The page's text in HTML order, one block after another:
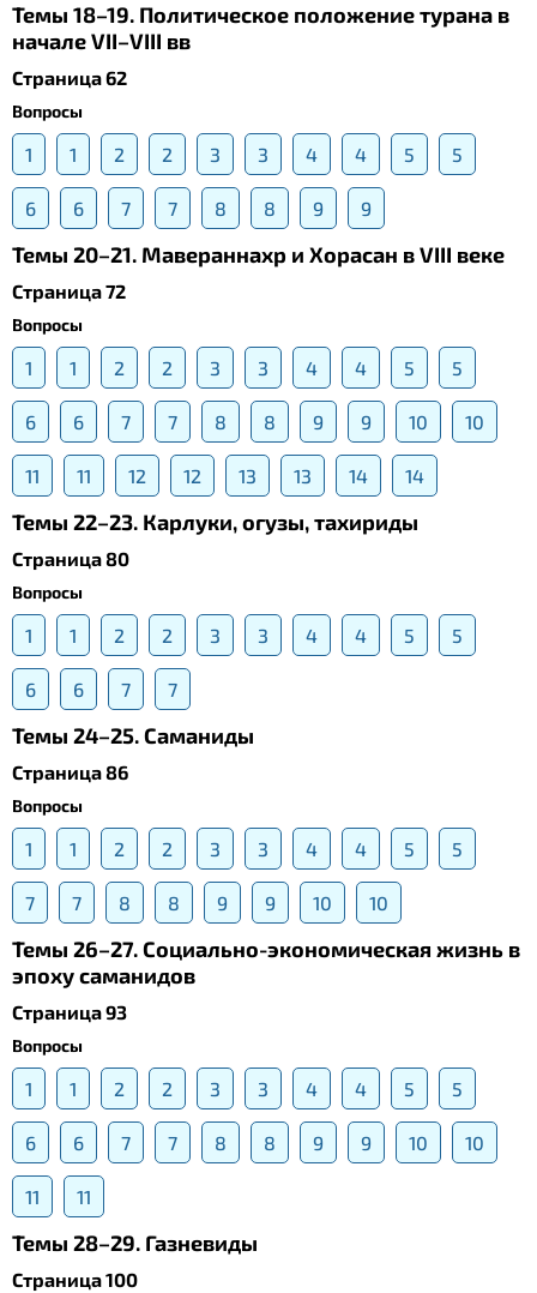
Темы 18–19. Политическое положение турана в
начале VII–VIII вв
Страница 62
Вопросы
1 1 2 2 3 3 4 4 5 5
6 6 7 7 8 8 9 9
Темы 20–21. Мавераннахр и Хорасан в VIII веке
Страница 72
Вопросы
1 1 2 2 3 3 4 4 5 5
6 6 7 7 8 8 9 9 10 10
11 11 12 12 13 13 14 14
Темы 22–23. Карлуки, огузы, тахириды
Страница 80
Вопросы
1 1 2 2 3 3 4 4 5 5
6 6 7 7
Темы 24–25. Саманиды
Страница 86
Вопросы
1 1 2 2 3 3 4 4 5 5
7 7 8 8 9 9 10 10
Темы 26–27. Социально-экономическая жизнь в
эпоху саманидов
Страница 93
Вопросы
1 1 2 2 3 3 4 4 5 5
6 6 7 7 8 8 9 9 10 10
11 11
Темы 28–29. Газневиды
Страница 100